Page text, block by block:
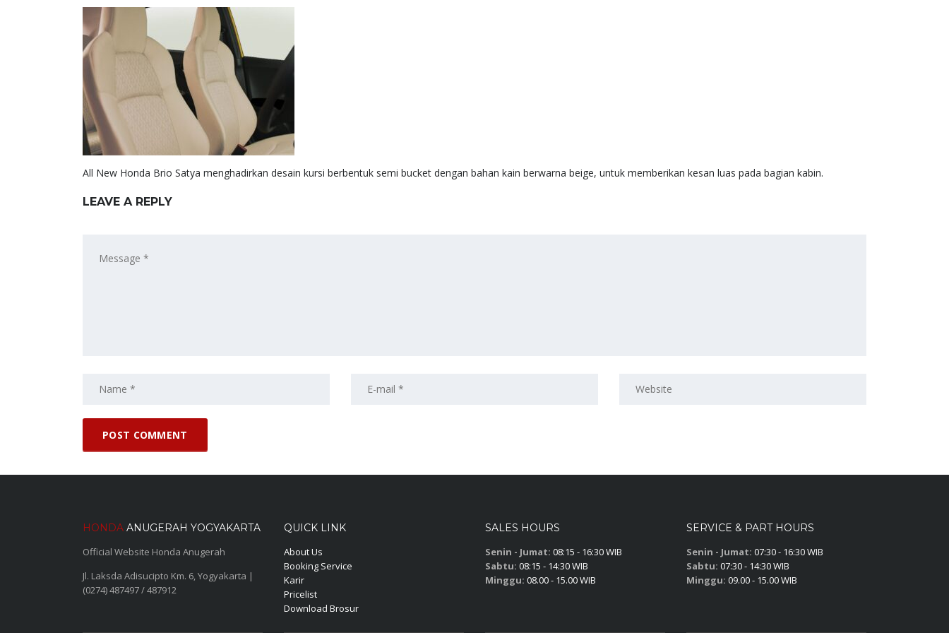
All New Honda Brio Satya menghadirkan desain kursi berbentuk semi bucket dengan bahan kain berwarna beige, untuk memberikan kesan luas pada bagian kabin.
LEAVE A REPLY
HONDA ANUGERAH YOGYAKARTA
Official Website Honda Anugerah
Jl. Laksda Adisucipto Km. 6, Yogyakarta |
(0274) 487497 / 487912
QUICK LINK
About Us
Booking Service
Karir
Pricelist
Download Brosur
SALES HOURS
Senin - Jumat: 08:15 - 16:30 WIB
Sabtu: 08:15 - 14:30 WIB
Minggu: 08.00 - 15.00 WIB
SERVICE & PART HOURS
Senin - Jumat: 07:30 - 16:30 WIB
Sabtu: 07:30 - 14:30 WIB
Minggu: 09.00 - 15.00 WIB